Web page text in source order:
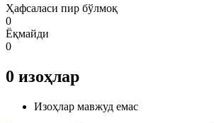
Ҳафсаласи пир бўлмоқ
0
Ёқмайди
0
0 изоҳлар
Изоҳлар мавжуд емас